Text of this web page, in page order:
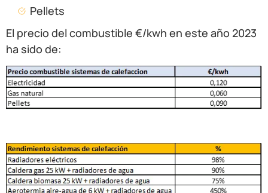
Pellets
El precio del combustible €/kwh en este año 2023
ha sido de: